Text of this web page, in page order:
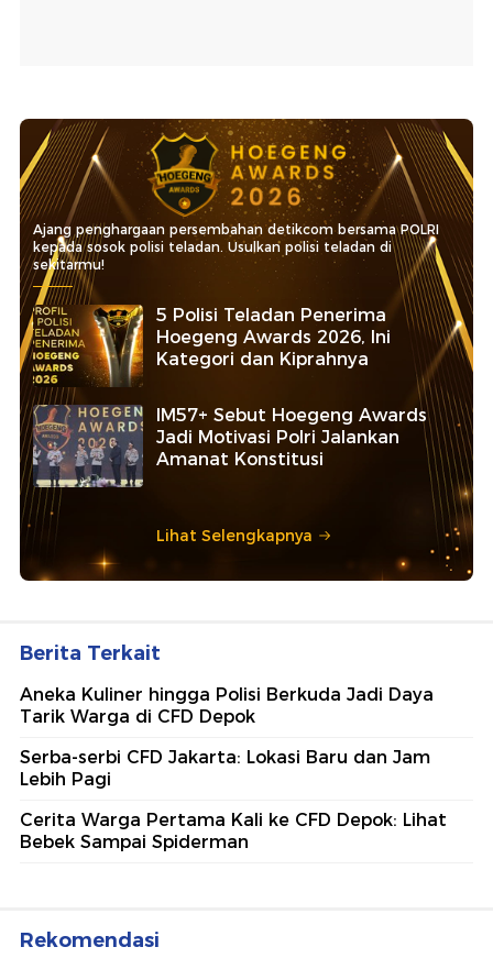
Ajang penghargaan persembahan detikcom bersama POLRI
kepada sosok polisi teladan. Usulkan polisi teladan di
sekitarmu!
5 Polisi Teladan Penerima
Hoegeng Awards 2026, Ini
Kategori dan Kiprahnya
IM57+ Sebut Hoegeng Awards
Jadi Motivasi Polri Jalankan
Amanat Konstitusi
Lihat Selengkapnya
Berita Terkait
Aneka Kuliner hingga Polisi Berkuda Jadi Daya
Tarik Warga di CFD Depok
Serba-serbi CFD Jakarta: Lokasi Baru dan Jam
Lebih Pagi
Cerita Warga Pertama Kali ke CFD Depok: Lihat
Bebek Sampai Spiderman
Rekomendasi